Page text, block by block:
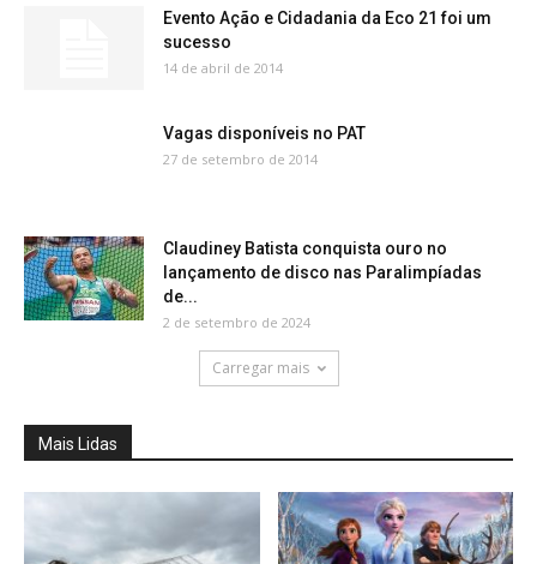
Evento Ação e Cidadania da Eco 21 foi um
sucesso
14 de abril de 2014
Vagas disponíveis no PAT
27 de setembro de 2014
Claudiney Batista conquista ouro no
lançamento de disco nas Paralimpíadas
de...
2 de setembro de 2024
Carregar mais
Mais Lidas